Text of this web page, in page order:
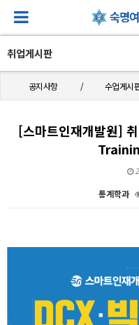
취업게시판
공지사항 수업게시
[스마트인재개발원]
통계학과